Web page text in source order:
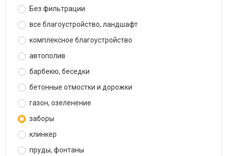
Без фильтрации
все благоустройство, ландшафт
комплексное благоустройство
автополив
барбекю, беседки
бетонные отмостки и дорожки
газон, озеленение
заборы
клинкер
пруды, фонтаны